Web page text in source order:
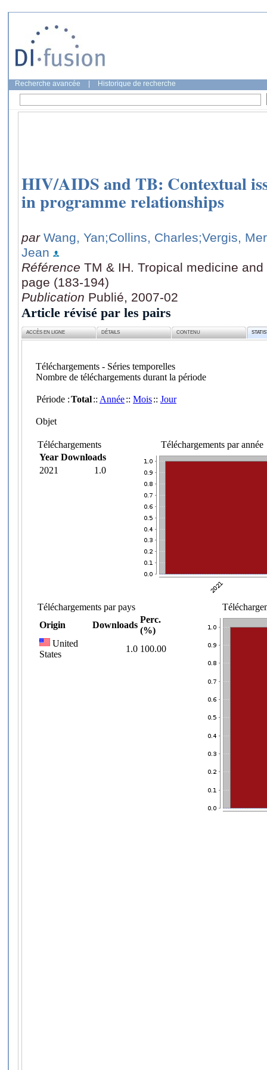
Recherche avancée Historique de recherche
HIV/AIDS and TB: Contextual
in programme relationships
par Wang, Yan;Collins, Charles;Vergis,
Jean
Référence TM & IH. Tropical medicine
page (183-194)
Publication Publié, 2007-02
Article révisé par les pairs
ACCÈS EN LIGNE DÉTAILS CONTENU